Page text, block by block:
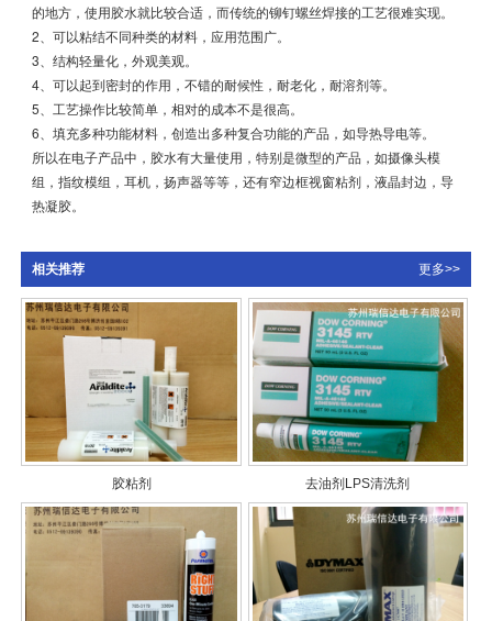
的地方，使用胶水就比较合适，而传统的铆钉螺丝焊接的工艺很难实现。
2、可以粘结不同种类的材料，应用范围广。
3、结构轻量化，外观美观。
4、可以起到密封的作用，不错的耐候性，耐老化，耐溶剂等。
5、工艺操作比较简单，相对的成本不是很高。
6、填充多种功能材料，创造出多种复合功能的产品，如导热导电等。
所以在电子产品中，胶水有大量使用，特别是微型的产品，如摄像头模
组，指纹模组，耳机，扬声器等等，还有窄边框视窗粘剂，液晶封边，导
热凝胶。
相关推荐 更多>>
胶粘剂 去油剂LPS清洗剂